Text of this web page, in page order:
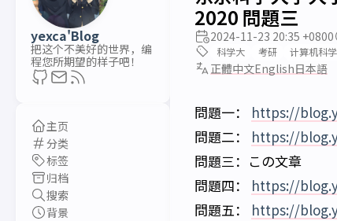
yexca'Blog
把这个不美好的世界，编
程您所期望的样子吧！
主页
分类
标签
归档
搜索
背景
2020 問題三
2024-11-23 20:35 +0800
科学大 考研 计算机科学
正體中文English日本語
問題一： https://
問題二： https://
問題三：この文章
問題四： https://
問題五： https://